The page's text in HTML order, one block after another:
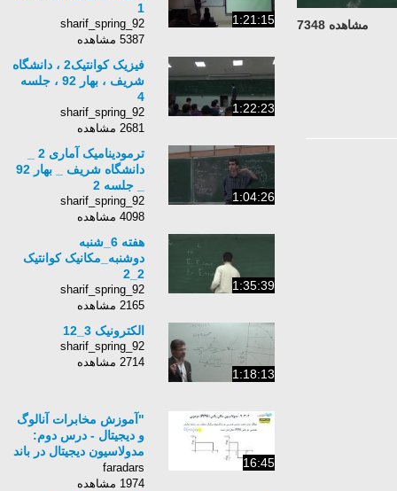
مشاهده 7348 1:21:15
1
sharif_spring_92
5387 مشاهده
1:22:23
فیزیک کوانتیک2 ، دانشگاه
شریف ، بهار 92 ، جلسه
4
sharif_spring_92
2681 مشاهده
1:04:26
دانشگاه شریف _ بهار 92
_ جلسه 2
sharif_spring_92
4098 مشاهده
1:35:39
هفته 6_شنبه
دوشنبه_مکانیک کوانتیک
2_2
sharif_spring_92
2165 مشاهده
1:18:13
الکترونیک 3_12
sharif_spring_92
2714 مشاهده
16:45
"آموزش مخابرات آنالوگ
و دیجیتال - درس دوم:
مدولاسیون دیجیتال در باند
پایه با نویز سفید گوسی
(پ)"
faradars
1974 مشاهده